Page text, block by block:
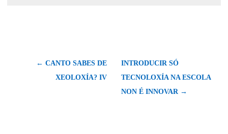
← CANTO SABES DE
XEOLOXÍA? IV
INTRODUCIR SÓ
TECNOLOXÍA NA ESCOLA
NON É INNOVAR →